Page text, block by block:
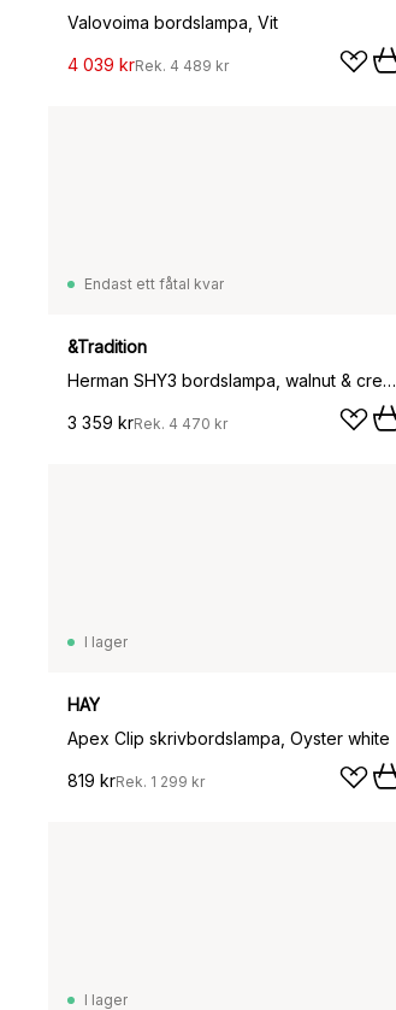
Valovoima bordslampa, Vit
4 039 krRek. 4 489 kr
Endast ett fåtal kvar
&Tradition
Herman SHY3 bordslampa, walnut & cream marble, textilsladd
3 359 krRek. 4 470 kr
I lager
HAY
Apex Clip skrivbordslampa, Oyster white
819 krRek. 1 299 kr
I lager